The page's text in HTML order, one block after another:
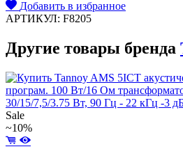
Добавить в избранное
АРТИКУЛ: F8205
Другие товары бренда
Sale
~10%